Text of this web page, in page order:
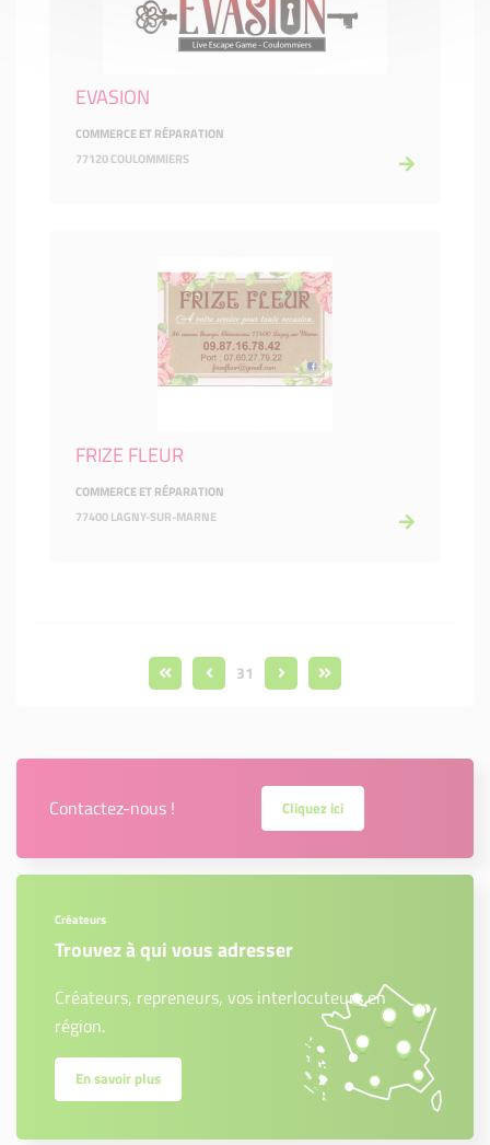
EVASION
COMMERCE ET RÉPARATION
77120 COULOMMIERS
FRIZE FLEUR
COMMERCE ET RÉPARATION
77400 LAGNY-SUR-MARNE
31
Contactez-nous ! Cliquez ici
Créateurs
Trouvez à qui vous adresser
Créateurs, repreneurs, vos interlocuteurs en
région.
En savoir plus